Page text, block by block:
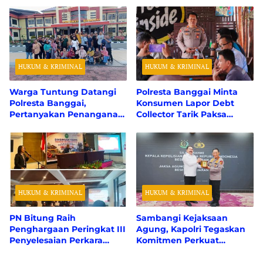
Perhitungan Resmi dari
BPK RI
Hektare Karhutla
HUKUM & KRIMINAL
Warga Tuntung Datangi
Polresta Banggai,
Pertanyakan Penanganan
APBDes
HUKUM & KRIMINAL
Polresta Banggai Minta
Konsumen Lapor Debt
Collector Tarik Paksa
Sertifikat Jaminan Fidusia
HUKUM & KRIMINAL
PN Bitung Raih
Penghargaan Peringkat III
Penyelesaian Perkara
HUKUM & KRIMINAL
Sambangi Kejaksaan
Agung, Kapolri Tegaskan
Komitmen Perkuat